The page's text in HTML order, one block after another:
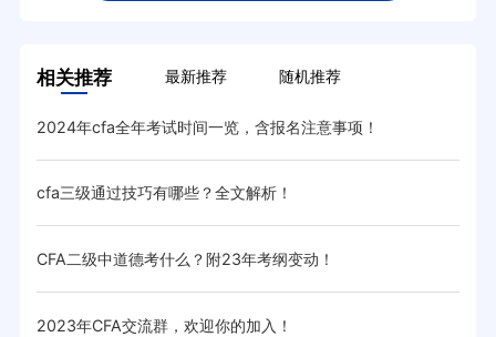
相关推荐 最新推荐 随机推荐
2024年cfa全年考试时间一览，含报名注意事项！
cfa三级通过技巧有哪些？全文解析！
CFA二级中道德考什么？附23年考纲变动！
2023年CFA交流群，欢迎你的加入！